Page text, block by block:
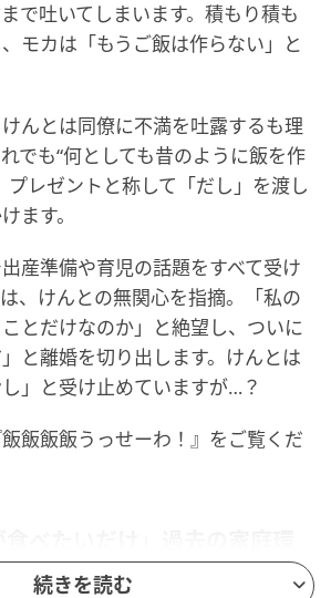
で吐いてしまいます。積もり積も
モカは「もうご飯は作らない」と
んとは同僚に不満を吐露するも理
でも“何としても昔のように飯を作
プレゼントと称して「だし」を渡し
ます。
産準備や育児の話題をすべて受け
、けんとの無関心を指摘。「私の
とだけなのか」と絶望し、ついに
」と離婚を切り出します。けんとは
」と受け止めていますが…？
飯飯飯うっせーわ！』をご覧くだ
続きを読む